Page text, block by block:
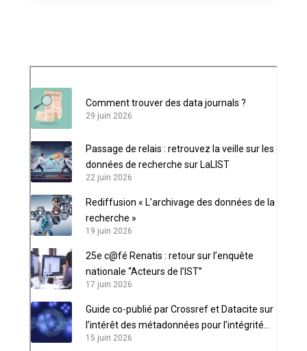
Comment trouver des data journals ?
29 juin 2026
Passage de relais : retrouvez la veille sur les
données de recherche sur LaLIST
22 juin 2026
Rediffusion « L’archivage des données de la
recherche »
19 juin 2026
25e c@fé Renatis : retour sur l’enquête
nationale “Acteurs de l’IST”
17 juin 2026
Guide co-publié par Crossref et Datacite sur
l’intérêt des métadonnées pour l’intégrité
scientifique
15 juin 2026